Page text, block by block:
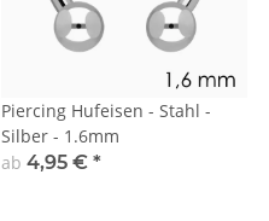
Piercing Hufeisen - Stahl -
Silber - 1.6mm
ab 4,95 € *